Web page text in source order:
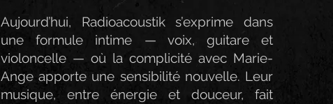
Aujourd’hui, Radioacoustik s’exprime dans
une formule intime — voix, guitare et
violoncelle — où la complicité avec Marie-
Ange apporte une sensibilité nouvelle. Leur
musique, entre énergie et douceur, fait